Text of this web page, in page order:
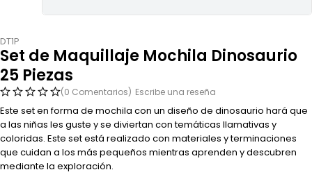
DT1P
Set de Maquillaje Mochila Dinosaurio
25 Piezas
(0 Comentarios) Escribe una reseña
Este set en forma de mochila con un diseño de dinosaurio hará que
a las niñas les guste y se diviertan con temáticas llamativas y
coloridas. Este set está realizado con materiales y terminaciones
que cuidan a los más pequeños mientras aprenden y descubren
mediante la exploración.